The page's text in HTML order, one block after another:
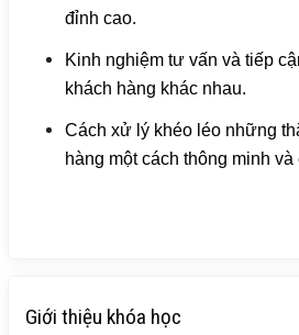
đỉnh cao.
Kinh nghiệm tư vấn và tiếp
khách hàng khác nhau.
Cách xử lý khéo léo những
hàng một cách thông minh
Giới thiệu khóa học